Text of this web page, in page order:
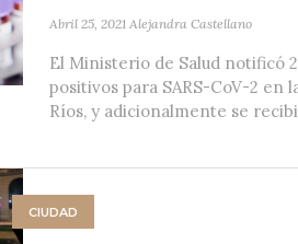
Abril 25, 2021 Alejandra Castellano
El Ministerio de Salud notificó
positivos para SARS-CoV-2 en
Ríos, y adicionalmente se
CIUDAD